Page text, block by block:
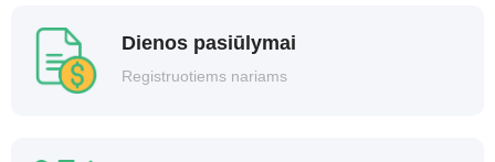
Dienos pasiūlymai
Registruotiems nariams